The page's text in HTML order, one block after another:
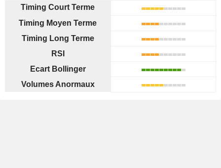
Timing Court Terme
Timing Moyen Terme
Timing Long Terme
RSI
Ecart Bollinger
Volumes Anormaux